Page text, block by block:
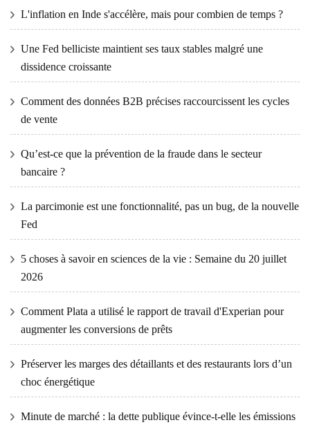
L'inflation en Inde s'accélère, mais pour combien de temps ?
Une Fed belliciste maintient ses taux stables malgré une
dissidence croissante
Comment des données B2B précises raccourcissent les cycles
de vente
Qu’est-ce que la prévention de la fraude dans le secteur
bancaire ?
La parcimonie est une fonctionnalité, pas un bug, de la nouvelle
Fed
5 choses à savoir en sciences de la vie : Semaine du 20 juillet
2026
Comment Plata a utilisé le rapport de travail d'Experian pour
augmenter les conversions de prêts
Préserver les marges des détaillants et des restaurants lors d’un
choc énergétique
Minute de marché : la dette publique évince-t-elle les émissions